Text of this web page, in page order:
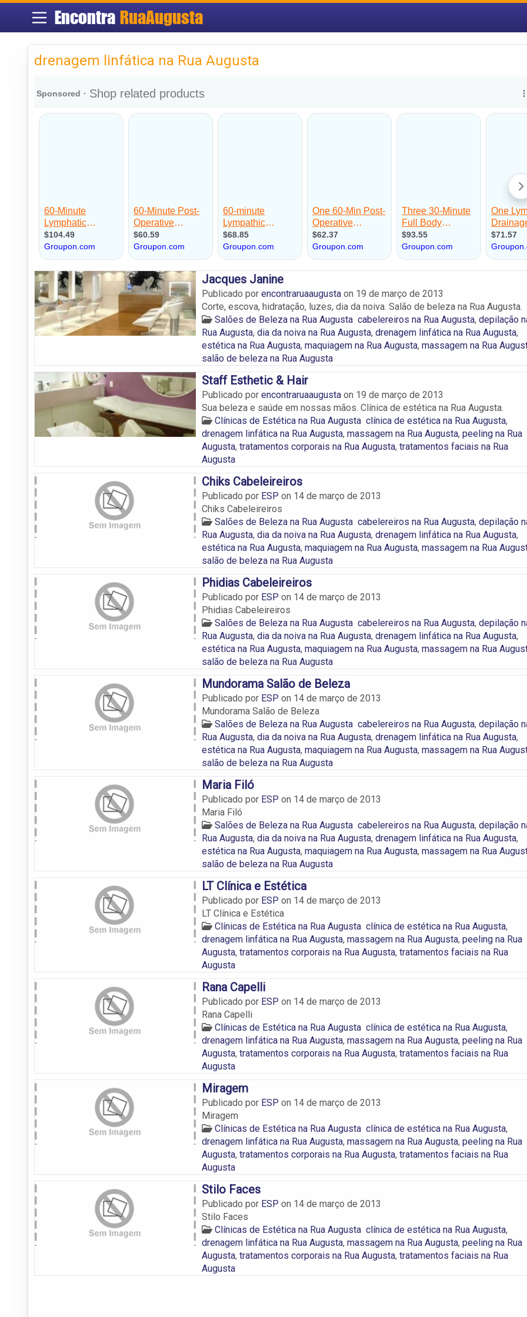
EncontraRuaAugusta
drenagem linfática na Rua Augusta
Jacques Janine
Publicado por encontraruaaugusta on 19 de março de 2013
Corte, escova, hidratação, luzes, dia da noiva. Salão de beleza na Rua Augusta.
Salões de Beleza na Rua Augusta cabelereiros na Rua Augusta, depilação
Rua Augusta, dia da noiva na Rua Augusta, drenagem linfática na Rua Augusta,
estética na Rua Augusta, maquiagem na Rua Augusta, massagem na Rua
salão de beleza na Rua Augusta
Staff Esthetic & Hair
Publicado por encontraruaaugusta on 19 de março de 2013
Sua beleza e saúde em nossas mãos. Clínica de estética na Rua Augusta.
Clínicas de Estética na Rua Augusta clínica de estética na Rua Augusta,
drenagem linfática na Rua Augusta, massagem na Rua Augusta, peeling na Rua
Augusta, tratamentos corporais na Rua Augusta, tratamentos faciais na Rua
Augusta
Chiks Cabeleireiros
Publicado por ESP on 14 de março de 2013
Chiks Cabeleireiros
Salões de Beleza na Rua Augusta cabelereiros na Rua Augusta, depilação
Rua Augusta, dia da noiva na Rua Augusta, drenagem linfática na Rua Augusta,
estética na Rua Augusta, maquiagem na Rua Augusta, massagem na Rua
salão de beleza na Rua Augusta
Phidias Cabeleireiros
Publicado por ESP on 14 de março de 2013
Phidias Cabeleireiros
Salões de Beleza na Rua Augusta cabelereiros na Rua Augusta, depilação
Rua Augusta, dia da noiva na Rua Augusta, drenagem linfática na Rua Augusta,
estética na Rua Augusta, maquiagem na Rua Augusta, massagem na Rua
salão de beleza na Rua Augusta
Mundorama Salão de Beleza
Publicado por ESP on 14 de março de 2013
Mundorama Salão de Beleza
Salões de Beleza na Rua Augusta cabelereiros na Rua Augusta, depilação
Rua Augusta, dia da noiva na Rua Augusta, drenagem linfática na Rua Augusta,
estética na Rua Augusta, maquiagem na Rua Augusta, massagem na Rua
salão de beleza na Rua Augusta
Maria Filó
Publicado por ESP on 14 de março de 2013
Maria Filó
Salões de Beleza na Rua Augusta cabelereiros na Rua Augusta, depilação
Rua Augusta, dia da noiva na Rua Augusta, drenagem linfática na Rua Augusta,
estética na Rua Augusta, maquiagem na Rua Augusta, massagem na Rua
salão de beleza na Rua Augusta
LT Clínica e Estética
Publicado por ESP on 14 de março de 2013
LT Clínica e Estética
Clínicas de Estética na Rua Augusta clínica de estética na Rua Augusta,
drenagem linfática na Rua Augusta, massagem na Rua Augusta, peeling na Rua
Augusta, tratamentos corporais na Rua Augusta, tratamentos faciais na Rua
Augusta
Rana Capelli
Publicado por ESP on 14 de março de 2013
Rana Capelli
Clínicas de Estética na Rua Augusta clínica de estética na Rua Augusta,
drenagem linfática na Rua Augusta, massagem na Rua Augusta, peeling na Rua
Augusta, tratamentos corporais na Rua Augusta, tratamentos faciais na Rua
Augusta
Miragem
Publicado por ESP on 14 de março de 2013
Miragem
Clínicas de Estética na Rua Augusta clínica de estética na Rua Augusta,
drenagem linfática na Rua Augusta, massagem na Rua Augusta, peeling na Rua
Augusta, tratamentos corporais na Rua Augusta, tratamentos faciais na Rua
Augusta
Stilo Faces
Publicado por ESP on 14 de março de 2013
Stilo Faces
Clínicas de Estética na Rua Augusta clínica de estética na Rua Augusta,
drenagem linfática na Rua Augusta, massagem na Rua Augusta, peeling na Rua
Augusta, tratamentos corporais na Rua Augusta, tratamentos faciais na Rua
Augusta